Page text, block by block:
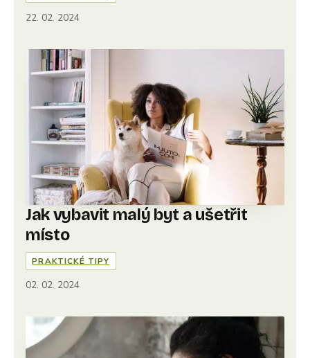
22. 02. 2024
Jak vybavit malý byt a ušetřit
místo
PRAKTICKÉ TIPY
02. 02. 2024